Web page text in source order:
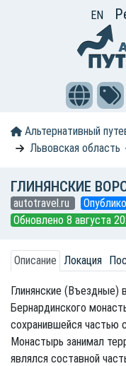
EN
Альтернативный
Львовская область
ГЛИНЯНСКИЕ
autotravel.ru
Обновлено 8 августа
Описание Локация
Глинянские (Въездные)
Бернардинского
сохранившейся частью
Монастырь занимал
являлся составной